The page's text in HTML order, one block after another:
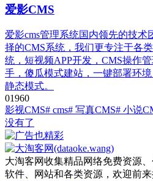
爱影CMS
爱影cms管理系统国内领先的技
择的CMS系统，我们更专注于各
统，短视频APP开发，CMS操作
手，傻瓜模式建站，一键部署环
静态模式。
01960
影视CMS# cms# 写真CMS# 小说
没有了
大淘客网收集精品网络免费资源
软件、网站和各类资源，欢迎前